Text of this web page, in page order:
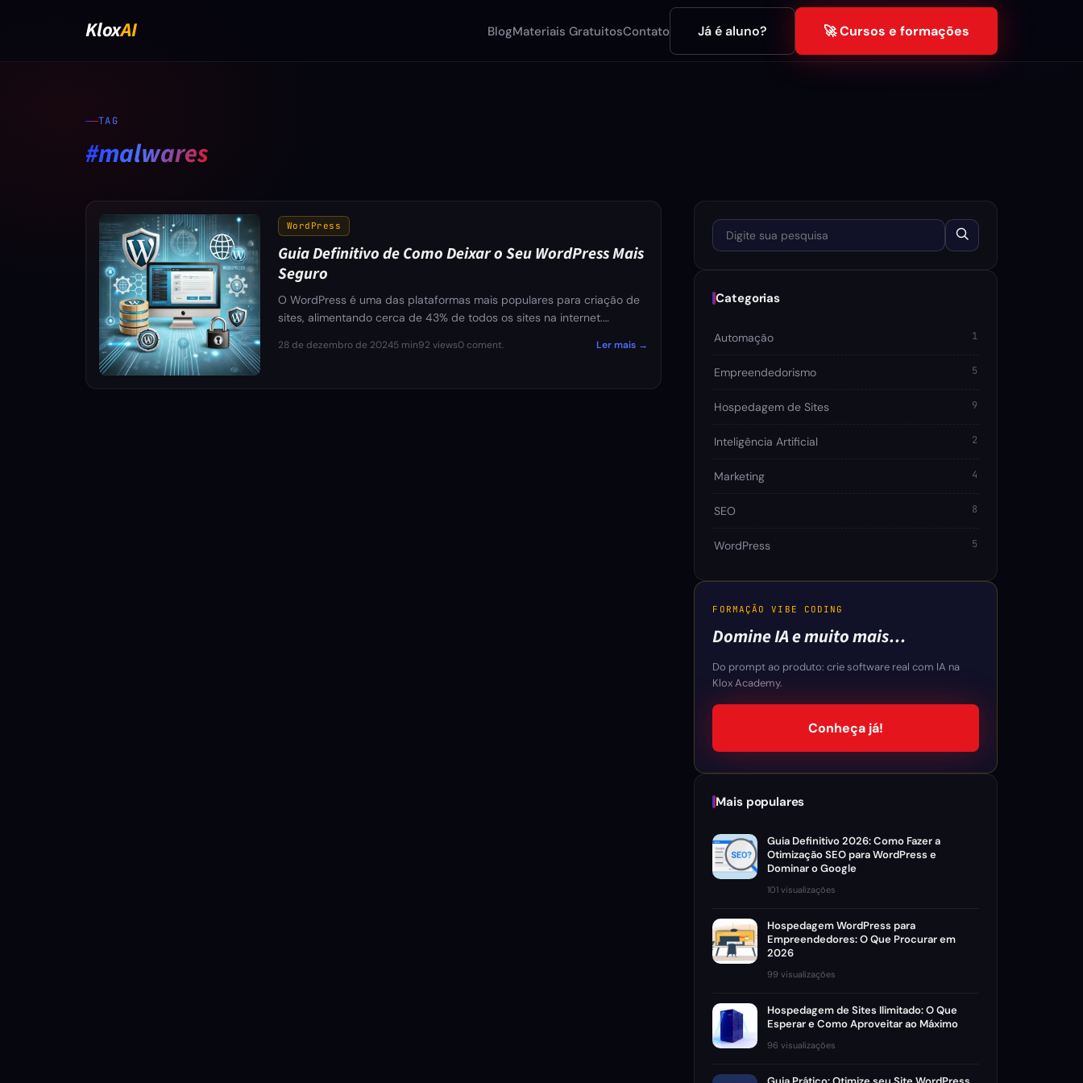
KloxAI BlogMateriais GratuitosContato Já é aluno? 🚀 Cursos e formações
TAG
#malwares
WordPress
Guia Definitivo de Como Deixar o Seu WordPress Mais
Seguro
O WordPress é uma das plataformas mais populares para criação de
sites, alimentando cerca de 43% de todos os sites na internet.…
28 de dezembro de 20245 min92 views0 coment. Ler mais →
Digite sua pesquisa
Categorias
Automação 1
Empreendedorismo 5
Hospedagem de Sites 9
Inteligência Artificial 2
Marketing 4
SEO 8
WordPress 5
FORMAÇÃO VIBE CODING
Domine IA e muito mais…
Do prompt ao produto: crie software real com IA na
Klox Academy.
Conheça já!
Mais populares
Guia Definitivo 2026: Como Fazer a
Otimização SEO para WordPress e
Dominar o Google
101 visualizações
Hospedagem WordPress para
Empreendedores: O Que Procurar em
2026
99 visualizações
Hospedagem de Sites Ilimitado: O Que
Esperar e Como Aproveitar ao Máximo
96 visualizações